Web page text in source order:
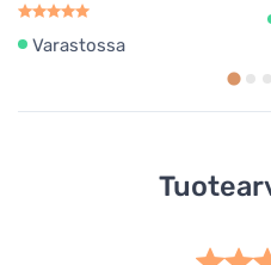
Varastossa